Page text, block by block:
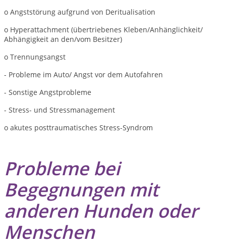
o Angststörung aufgrund von Deritualisation
o Hyperattachment (übertriebenes Kleben/Anhänglichkeit/
Abhängigkeit an den/vom Besitzer)
o Trennungsangst
- Probleme im Auto/ Angst vor dem Autofahren
- Sonstige Angstprobleme
- Stress- und Stressmanagement
o akutes posttraumatisches Stress-Syndrom
Probleme bei
Begegnungen mit
anderen Hunden oder
Menschen